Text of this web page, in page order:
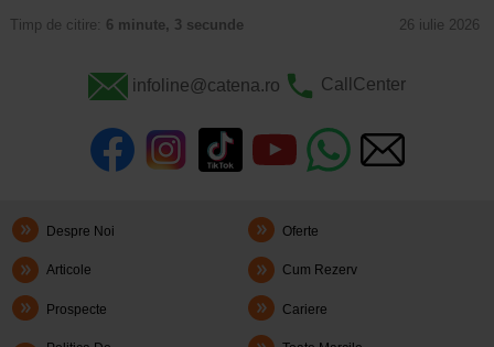
Timp de citire: 6 minute, 3 secunde 26 iulie 2026
infoline@catena.ro CallCenter
Despre Noi Oferte
Articole Cum Rezerv
Prospecte Cariere